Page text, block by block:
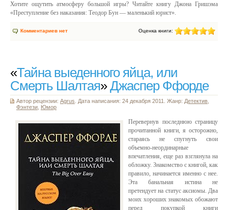
Хотите ощутить атмосферу большой игры? Читайте книгу Джона Гришэма
«Преступление без наказания: Теодор Бун — маленький юрист».
Комментариев нет Оценка книги:
«Тайна выеденного яйца, или
Смерть Шалтая»Джаспер Ффорде
Автор рецензии: Agrus . Дата написания: 24 декабря 2011. Жанр: Детектив
Фэнтези Юмор
Перевернув последнюю страницу
прочитанной книги, я осторожно,
стараясь не спугнуть свои
объемно-неординарные
впечатления, еще раз взглянула на
обложку. Знакомство с книгой, как
правило, начинается именно с нее.
Эта банальная истина не
претендует на статус аксиомы. Два
моих хороших знакомых обожают
перед покупкой книги